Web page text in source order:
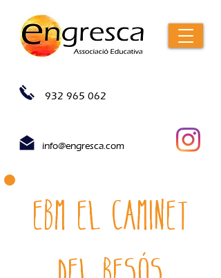
932 965 062
info@engresca.com
EBM el caminet